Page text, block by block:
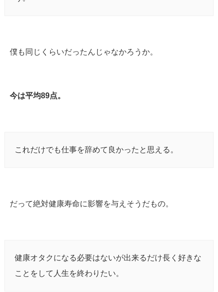
僕も同じくらいだったんじゃなかろうか。
今は平均89点。
これだけでも仕事を辞めて良かったと思える。
だって絶対健康寿命に影響を与えそうだもの。
健康オタクになる必要はないが出来るだけ長く好きな
ことをして人生を終わりたい。